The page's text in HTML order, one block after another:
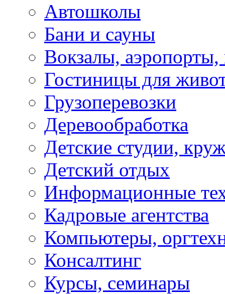
Автошколы
Бани и сауны
Вокзалы,
Гостиницы для
Грузоперевозки
Деревообработка
Детские студии,
Детский отдых
Информационные
Кадровые агентства
Компьютеры,
Консалтинг
Курсы, семинары